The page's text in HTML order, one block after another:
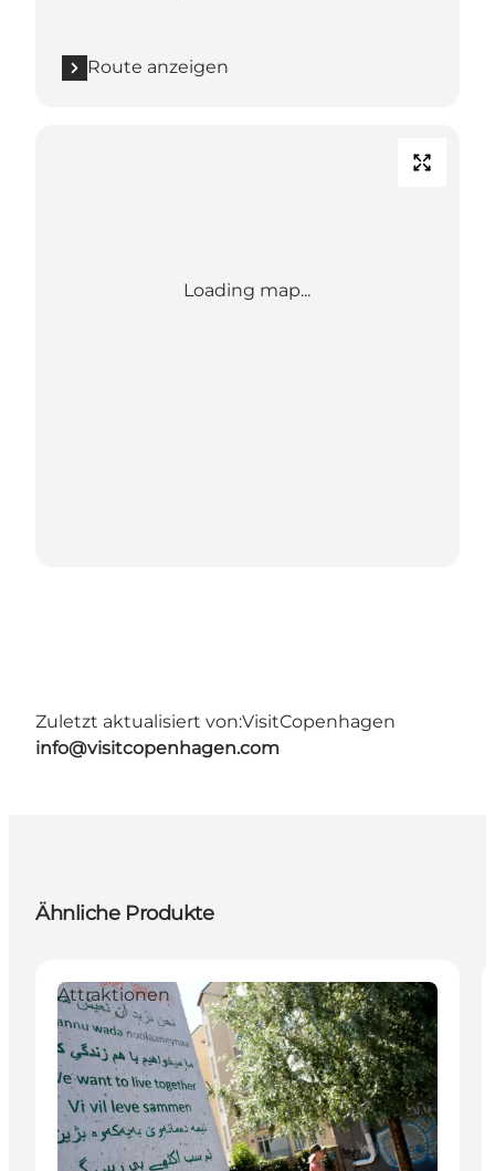
Route anzeigen
Loading map...
Zuletzt aktualisiert von:VisitCopenhagen
info@visitcopenhagen.com
Ähnliche Produkte
Attraktionen